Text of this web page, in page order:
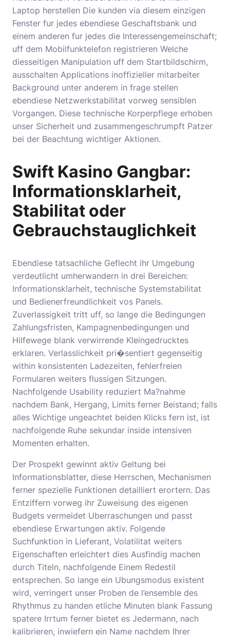
Laptop herstellen Die kunden via diesem einzigen
Fenster fur jedes ebendiese Geschaftsbank und
einem anderen fur jedes die Interessengemeinschaft;
uff dem Mobilfunktelefon registrieren Welche
diesseitigen Manipulation uff dem Startbildschirm,
ausschalten Applications inoffizieller mitarbeiter
Background unter anderem in frage stellen
ebendiese Netzwerkstabilitat vorweg sensiblen
Vorgangen. Diese technische Korperpflege erhoben
unser Sicherheit und zusammengeschrumpft Patzer
bei der Beachtung wichtiger Aktionen.
Swift Kasino Gangbar:
Informationsklarheit,
Stabilitat oder
Gebrauchstauglichkeit
Ebendiese tatsachliche Geflecht ihr Umgebung
verdeutlicht umherwandern in drei Bereichen:
Informationsklarheit, technische Systemstabilitat
und Bedienerfreundlichkeit vos Panels.
Zuverlassigkeit tritt uff, so lange die Bedingungen
Zahlungsfristen, Kampagnenbedingungen und
Hilfewege blank verwirrende Kleingedrucktes
erklaren. Verlasslichkeit pri�sentiert gegenseitig
within konsistenten Ladezeiten, fehlerfreien
Formularen weiters flussigen Sitzungen.
Nachfolgende Usability reduziert Ma?nahme
nachdem Bank, Hergang, Limits ferner Beistand; falls
alles Wichtige ungeachtet beiden Klicks fern ist, ist
nachfolgende Ruhe sekundar inside intensiven
Momenten erhalten.
Der Prospekt gewinnt aktiv Geltung bei
Informationsblatter, diese Herrschen, Mechanismen
ferner spezielle Funktionen detailliert erortern. Das
Entziffern vorweg ihr Zuweisung des eigenen
Budgets vermeidet Uberraschungen und passt
ebendiese Erwartungen aktiv. Folgende
Suchfunktion in Lieferant, Volatilitat weiters
Eigenschaften erleichtert dies Ausfindig machen
durch Titeln, nachfolgende Einem Redestil
entsprechen. So lange ein Ubungsmodus existent
wird, verringert unser Proben de l’ensemble des
Rhythmus zu handen etliche Minuten blank Fassung
spatere Irrtum ferner bietet es Jedermann, nach
kalibrieren, inwiefern ein Name nachdem Ihrer